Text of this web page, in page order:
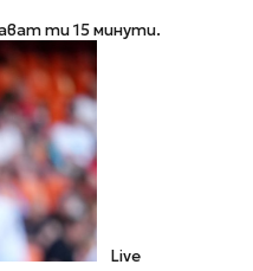
ти 15 минути.
Live